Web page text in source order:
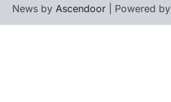
News by Ascendoor | Powered by